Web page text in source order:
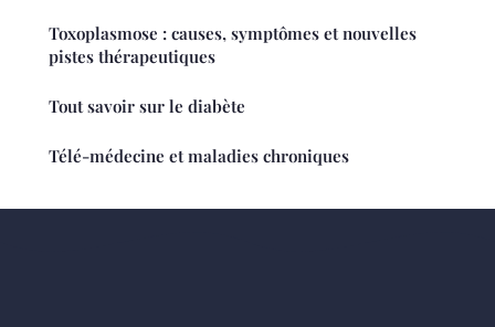
Toxoplasmose : causes, symptômes et nouvelles
pistes thérapeutiques
Tout savoir sur le diabète
Télé-médecine et maladies chroniques